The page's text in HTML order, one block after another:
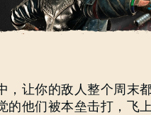
，让你的敌人整个周末
的他们被本垒击打，飞
Caps